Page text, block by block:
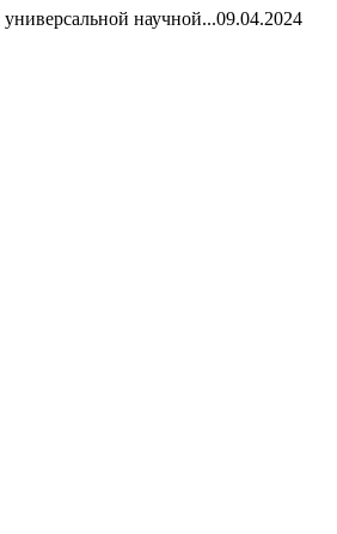
научной...09.04.2024